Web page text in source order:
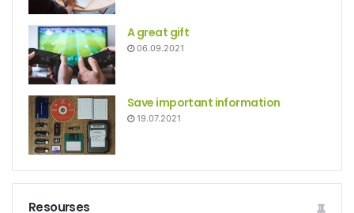
A great gift
06.09.2021
Save important information
19.07.2021
Resourses